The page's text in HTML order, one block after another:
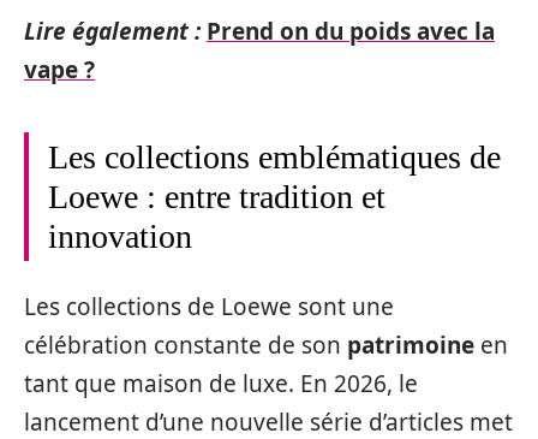
Lire également : Prend on du poids avec la
vape ?
Les collections emblématiques de
Loewe : entre tradition et
innovation
Les collections de Loewe sont une
célébration constante de son patrimoine en
tant que maison de luxe. En 2026, le
lancement d’une nouvelle série d’articles met